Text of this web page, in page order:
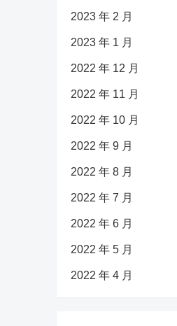
2023 年 2 月
2023 年 1 月
2022 年 12 月
2022 年 11 月
2022 年 10 月
2022 年 9 月
2022 年 8 月
2022 年 7 月
2022 年 6 月
2022 年 5 月
2022 年 4 月